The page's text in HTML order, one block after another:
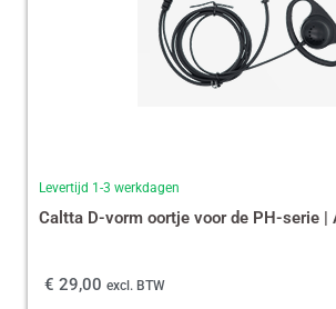
Levertijd 1-3 werkdagen
Caltta D-vorm oortje voor de PH-serie |
€ 29,00 excl. BTW